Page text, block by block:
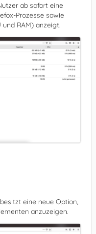
ab sofort eine
Prozesse sowie
und RAM) anzeigt.
eine neue Option,
anzuzeigen.